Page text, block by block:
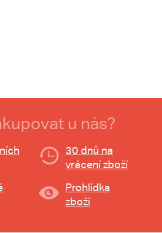
u nás?
30 dnů na
vrácení zboží
Prohlídka
zboží